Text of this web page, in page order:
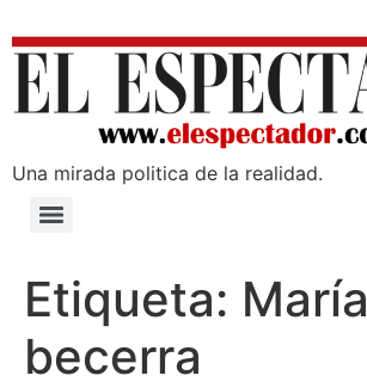
Una mirada poli­tica de la realidad.
Etiqueta: María
becerra